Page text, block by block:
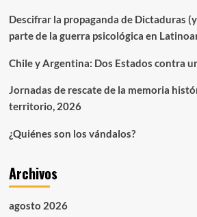
y
protectora
las
que
parió
Descifrar la propaganda de Dictaduras
parte de la guerra psicológica en
Chile y Argentina: Dos Estados contra
Jornadas de rescate de la memoria
territorio, 2026
¿Quiénes son los vándalos?
Archivos
agosto 2026